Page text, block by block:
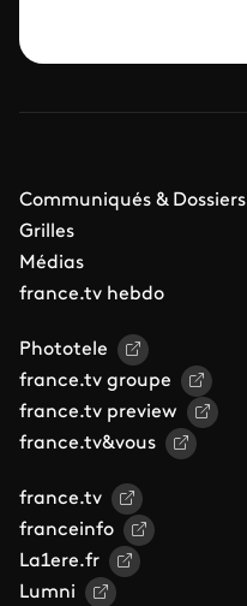
Communiqués & Dossiers
Grilles
Médias
france.tv hebdo
Phototele
france.tv groupe
france.tv preview
france.tv&vous
france.tv
franceinfo
La1ere.fr
Lumni